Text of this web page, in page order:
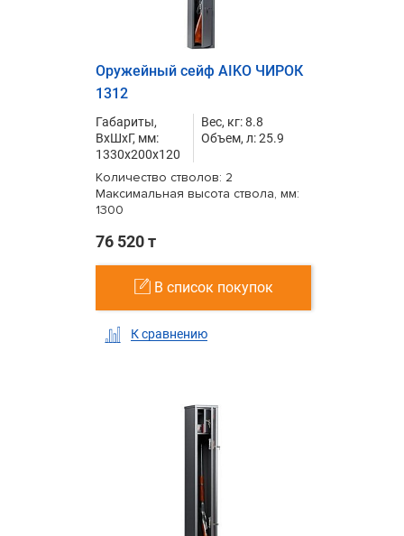
Оружейный сейф AIKO ЧИРОК
1312
Габариты,
ВxШxГ, мм:
1330x200x120
Вес, кг: 8.8
Объем, л: 25.9
Количество стволов: 2
Максимальная высота ствола, мм:
1300
76 520 т
В список покупок
К сравнению